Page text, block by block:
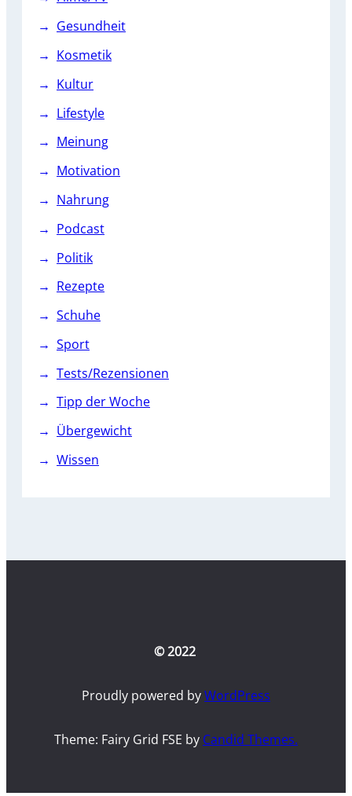
Gesundheit
Kosmetik
Kultur
Lifestyle
Meinung
Motivation
Nahrung
Podcast
Politik
Rezepte
Schuhe
Sport
Tests/Rezensionen
Tipp der Woche
Übergewicht
Wissen
© 2022
Proudly powered byWordPress
Theme: Fairy Grid FSE by Candid Themes.